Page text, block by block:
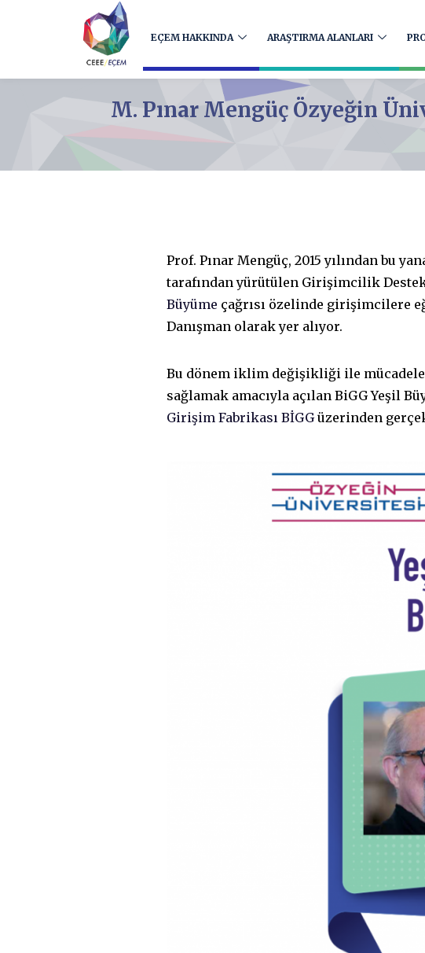
EÇEM HAKKINDA ARAŞTIRMA ALANLARI
M. Pınar Mengüç Özyeğin
Prof. Pınar Mengüç, 2015 yılından bu
tarafından yürütülen Girişimcilik Destek
Büyüme çağrısı özelinde girişimcilere
Danışman olarak yer alıyor.
Bu dönem iklim değişikliği ile
sağlamak amacıyla açılan BiGG Yeşil
Girişim Fabrikası BİGGüzerinden